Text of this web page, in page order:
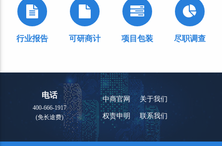
行业报告 可研商计 项目包装 尽职调查
电话
400-666-1917
(免长途费)
中商官网 关于我们
权责申明 联系我们